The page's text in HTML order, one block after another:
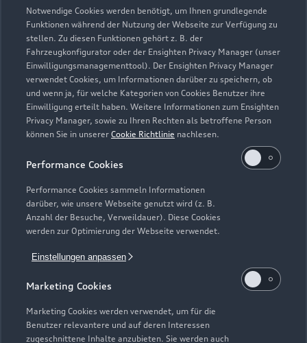
Notwendige Cookies werden benötigt, um Ihnen grundlegende
Funktionen während der Nutzung der Webseite zur Verfügung zu
stellen. Zu diesen Funktionen gehört z. B. der
Fahrzeugkonfigurator oder der Ensighten Privacy Manager (unser
Einwilligungsmanagementtool). Der Ensighten Privacy Manager
verwendet Cookies, um Informationen darüber zu speichern, ob
und wenn ja, für welche Kategorien von Cookies Benutzer ihre
Einwilligung erteilt haben. Weitere Informationen zum Ensighten
Privacy Manager, sowie zu Ihren Rechten als betroffene Person
können Sie in unserer Cookie Richtlinie nachlesen.
Performance Cookies
Performance Cookies sammeln Informationen
darüber, wie unsere Webseite genutzt wird (z. B.
Anzahl der Besuche, Verweildauer). Diese Cookies
werden zur Optimierung der Webseite verwendet.
Einstellungen anpassen
Marketing Cookies
Marketing Cookies werden verwendet, um für die
Benutzer relevantere und auf deren Interessen
zugeschnittene Inhalte anzubieten. Sie werden auch
Zurück nach oben
Modelle
Alle Modelle
Modelle vergleichen
Elektromodelle
Plug-in-Hybride
Kaufen & leasen
Gebrauchtwagensuche
Gebrauchtwagen
Finanzierung
Aktionen & Angebote
Geschäftskunden
Service & Zubehör
Audi Services
Garantie
Audi digital services
myAudi
Kundenservice
Audi Online Beratung
Über Audi
Unternehmen
Karriere
Investor Relations
© 2026 AUDI AG. Alle Rechte vorbehalten